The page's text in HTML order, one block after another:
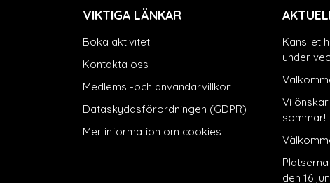
VIKTIGA LÄNKAR
Boka aktivitet
Kontakta oss
Medlems -och användarvillkor
Dataskyddsförordningen (GDPR)
Mer information om cookies
Kansliet
under
Vi
sommar!
den 16